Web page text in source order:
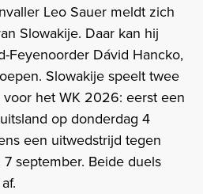
Leo Sauer meldt zich
Slowakije. Daar kan hij
Feyenoorder Dávid Hancko,
Slowakije speelt twee
het WK 2026: eerst een
op donderdag 4
een uitwedstrijd tegen
september. Beide duels